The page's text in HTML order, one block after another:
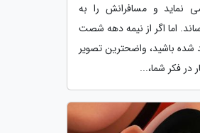
نماید و مسافرانش را به
اما اگر از نیمه دهه شصت
شده باشید، واضحترین تصویر
در فکر شما،...